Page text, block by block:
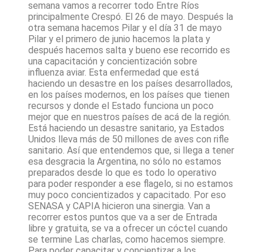
semana vamos a recorrer todo Entre Ríos
principalmente Crespó. El 26 de mayo. Después la
otra semana hacemos Pilar y el día 31 de mayo
Pilar y el primero de junio hacemos la plata y
después hacemos salta y bueno ese recorrido es
una capacitación y concientización sobre
influenza aviar. Esta enfermedad que está
haciendo un desastre en los países desarrollados,
en los países modernos, en los países que tienen
recursos y donde el Estado funciona un poco
mejor que en nuestros países de acá de la región.
Está haciendo un desastre sanitario, ya Estados
Unidos lleva más de 50 millones de aves con rifle
sanitario. Así que entendemos que, si llega a tener
esa desgracia la Argentina, no sólo no estamos
preparados desde lo que es todo lo operativo
para poder responder a ese flagelo, si no estamos
muy poco concientizados y capacitado. Por eso
SENASA y CAPIA hicieron una sinergia. Van a
recorrer estos puntos que va a ser de Entrada
libre y gratuita, se va a ofrecer un cóctel cuando
se termine Las charlas, como hacemos siempre.